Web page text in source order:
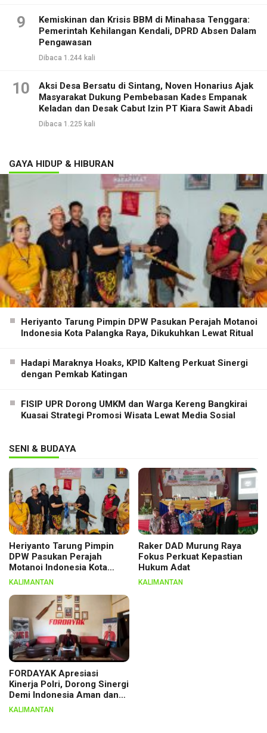
9
Kemiskinan dan Krisis BBM di Minahasa Tenggara:
Pemerintah Kehilangan Kendali, DPRD Absen Dalam
Pengawasan
Dibaca 1.244 kali
10
Aksi Desa Bersatu di Sintang, Noven Honarius Ajak
Masyarakat Dukung Pembebasan Kades Empanak
Keladan dan Desak Cabut Izin PT Kiara Sawit Abadi
Dibaca 1.225 kali
GAYA HIDUP & HIBURAN
Heriyanto Tarung Pimpin DPW Pasukan Perajah Motanoi
Indonesia Kota Palangka Raya, Dikukuhkan Lewat Ritual
Hadapi Maraknya Hoaks, KPID Kalteng Perkuat Sinergi
dengan Pemkab Katingan
FISIP UPR Dorong UMKM dan Warga Kereng Bangkirai
Kuasai Strategi Promosi Wisata Lewat Media Sosial
SENI & BUDAYA
Heriyanto Tarung Pimpin
DPW Pasukan Perajah
Motanoi Indonesia Kota
Palangka Raya, Dikukuhkan
KALIMANTAN
Raker DAD Murung Raya
Fokus Perkuat Kepastian
Hukum Adat
KALIMANTAN
FORDAYAK Apresiasi
Kinerja Polri, Dorong Sinergi
Demi Indonesia Aman dan
Berkeadilan
KALIMANTAN